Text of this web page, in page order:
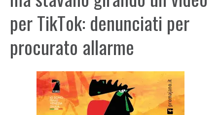
per TikTok: denunciati per
procurato allarme